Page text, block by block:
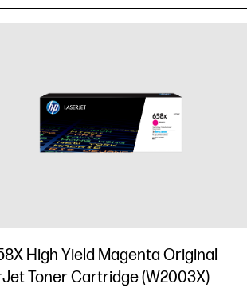
High Yield Magenta Original
Toner Cartridge (W2003X)